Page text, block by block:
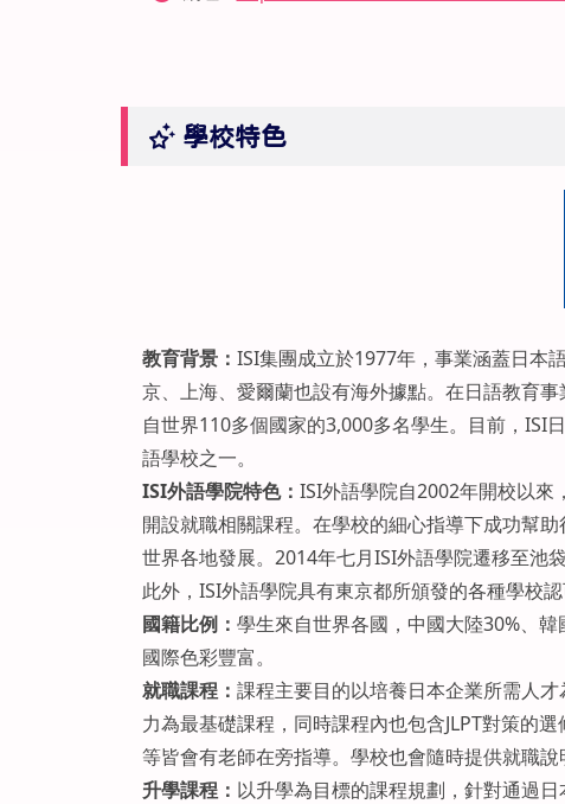
學校特色
教育背景： ISI集團成立於1977年，事業涵蓋日本
京、上海、愛爾蘭也設有海外據點。在日語教育
自世界110多個國家的3,000多名學生。目前，ISI
語學校之一。
ISI外語學院特色： ISI外語學院自2002年開校以來
開設就職相關課程。在學校的細心指導下成功幫
世界各地發展。2014年七月ISI外語學院遷移至池
此外，ISI外語學院具有東京都所頒發的各種學校
國籍比例： 學生來自世界各國，中國大陸30%、韓
國際色彩豐富。
就職課程： 課程主要目的以培養日本企業所需人
力為最基礎課程，同時課程內也包含JLPT對策的
等皆會有老師在旁指導。學校也會隨時提供就職說
升學課程： 以升學為目標的課程規劃，針對通過